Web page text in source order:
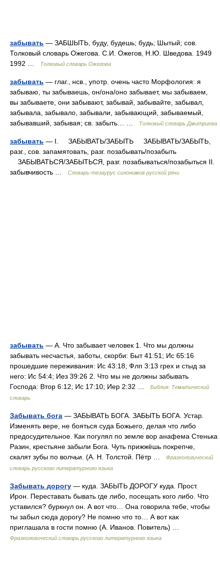
забывать — ЗАБШЫТЬ, буду, будешь; будь; Шытый; сов.
Толковый словарь Ожегова. С.И. Ожегов, Н.Ю. Шведова. 1949
1992 …
Толковый словарь Ожегова
забывать — глаг., нсв., употр. очень часто Морфология: я
забываю, ты забываешь, он/она/оно забывает, мы забываем,
вы забываете, они забывают, забывай, забывайте, забывал,
забывала, забывало, забывали, забывающий, забываемый,
забывавший, забывая; св. забыть… …
Толковый словарь Дмитриева
забывать — I. ЗАБЫВАТЬ/ЗАБЫТЬ ЗАБЫВАТЬ/ЗАБЫТЬ,
разг., сов. запамятовать, разг. позабывать/позабыть
ЗАБЫВАТЬСЯ/ЗАБЫТЬСЯ, разг. позабываться/позабыться II.
забывчивость …
Словарь-тезаурус синонимов русской речи
забывать — А. Что забывает человек 1. Что мы должны
забывать несчастья, заботы, скорби: Быт 41:51; Ис 65:16
прошедшие переживания: Ис 43:18; Флп 3:13 грех и стыд за
него: Ис 54:4; Иез 39:26 2. Что мы не должны забывать
Господа: Втор 6:12; Ис 17:10; Иер 2:32 …
Библия: Тематический
словарь
Забывать бога — ЗАБЫВАТЬ БОГА. ЗАБЫТЬ БОГА. Устар.
Изменять вере, не бояться суда Божьего, делая что либо
предосудительное. Как погулял по земле вор анафема Стенька
Разин, крестьяне забыли Бога. Чуть прижжёшь покрепче,
скалят зубы по волчьи. (А. Н. Толстой. Пётр …
Фразеологический
словарь русского литературного языка
Забывать дорогу — куда. ЗАБЫТЬ ДОРОГУ куда. Прост.
Ирон. Переставать бывать где либо, посещать кого либо. Что
уставился? буркнул он. А вот что… Она говорила тебе, чтобы
ты забыл сюда дорогу? Не помню что то… А вот как
приглашала в гости помню (А. Иванов. Повитель) …
Фразеологический словарь русского литературного языка